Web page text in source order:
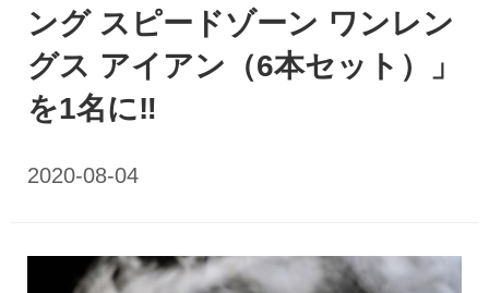
ング スピードゾーン ワンレン
グス アイアン（6本セット）」
を1名に‼